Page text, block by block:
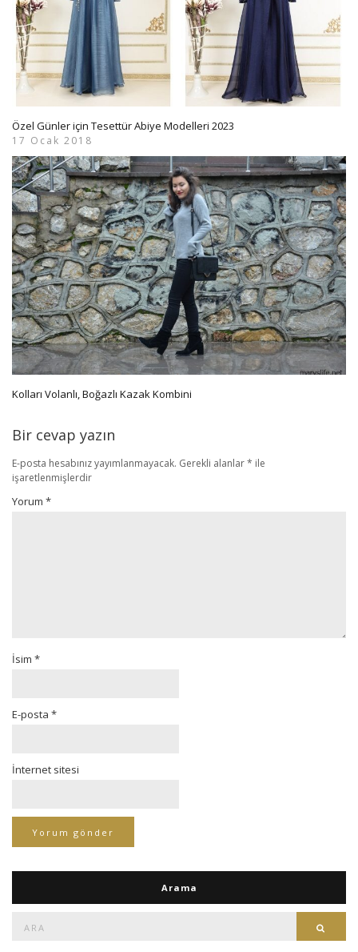
Özel Günler için Tesettür Abiye Modelleri 2023
17 Ocak 2018
Kolları Volanlı, Boğazlı Kazak Kombini
Bir cevap yazın
E-posta hesabınız yayımlanmayacak. Gerekli alanlar* ile
işaretlenmişlerdir
Yorum *
İsim *
E-posta *
İnternet sitesi
Arama